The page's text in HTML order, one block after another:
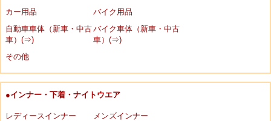
カー用品
バイク用品
自動車車体（新車・中古
車）(⇒)
バイク車体（新車・中古
車）(⇒)
その他
●インナー・下着・ナイトウエア
レディースインナー
メンズインナー